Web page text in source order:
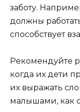
заботу.
должны
способствует
Рекомендуйте
когда их дети
их выражать
малышами, как